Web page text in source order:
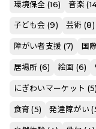
環境保全 (16) 音楽
子ども会 (9) 芸術 (8)
障がい者支援 (7) 国
居場所 (6) 絵画 (6)
にぎわいマーケット (5)
食育 (5) 発達障がい